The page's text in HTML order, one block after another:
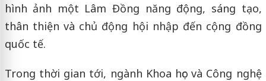
hình ảnh một Lâm Đồng năng động, sáng tạo,
thân thiện và chủ động hội nhập đến cộng đồng
quốc tế.
Trong thời gian tới, ngành Khoa học và Công nghệ